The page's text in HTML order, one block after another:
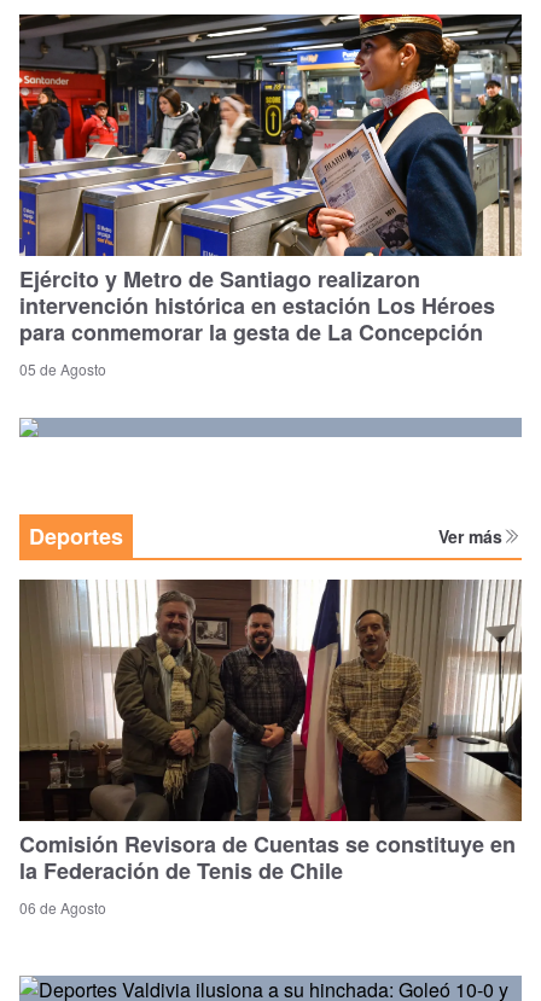
Ejército y Metro de Santiago realizaron
intervención histórica en estación Los Héroes
para conmemorar la gesta de La Concepción
05 de Agosto
Deportes Ver más
Comisión Revisora de Cuentas se constituye en
la Federación de Tenis de Chile
06 de Agosto